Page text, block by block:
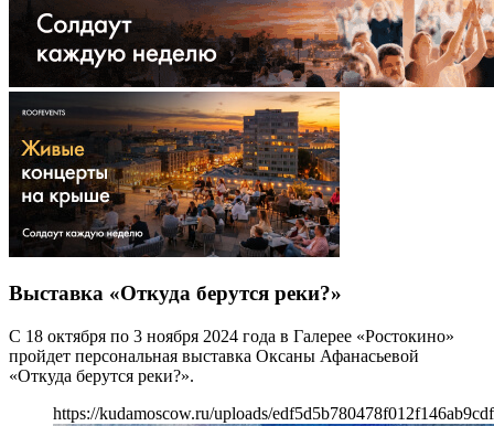
Выставка «Откуда берутся реки?»
С 18 октября по 3 ноября 2024 года в Галерее «Ростокино»
пройдет персональная выставка Оксаны Афанасьевой
«Откуда берутся реки?».
https://kudamoscow.ru/uploads/